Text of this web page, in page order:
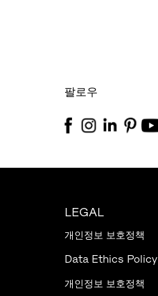
팔로우
LEGAL
개인정보 보호정책
Data Ethics Policy
개인정보 보호정책